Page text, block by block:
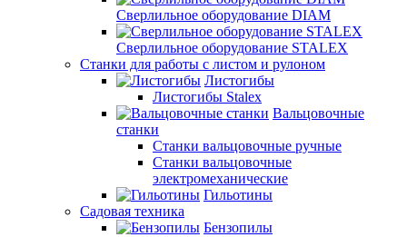
Сверлильное оборудование DIAM
Сверлильное оборудование STALEX
Станки для работы с листом и рулоном
Листогибы
Листогибы Stalex
Вальцовочные
станки
Станки вальцовочные ручные
Станки вальцовочные
электромеханические
Гильотины
Садовая техника
Бензопилы